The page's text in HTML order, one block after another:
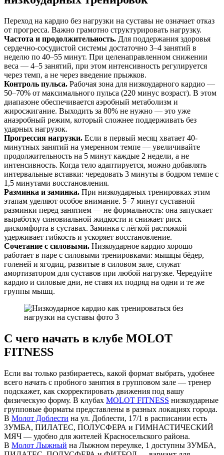
Переход на кардио без нагрузки на суставы не означает отказ
от прогресса. Важно грамотно структурировать нагрузку.
Частота и продолжительность. Для поддержания здоровья
сердечно-сосудистой системы достаточно 3–4 занятий в
неделю по 40–55 минут. При целенаправленном снижении
веса — 4–5 занятий, при этом интенсивность регулируется
через темп, а не через введение прыжков.
Контроль пульса. Рабочая зона для низкоударного кардио —
50–70% от максимального пульса (220 минус возраст). В этом
диапазоне обеспечивается аэробный метаболизм и
жиросжигание. Выходить за 80% не нужно — это уже
анаэробный режим, который сложнее поддерживать без
ударных нагрузок.
Прогрессия нагрузки. Если в первый месяц хватает 40-
минутных занятий на умеренном темпе — увеличивайте
продолжительность на 5 минут каждые 2 недели, а не
интенсивность. Когда тело адаптируется, можно добавлять
интервальные вставки: чередовать 3 минуты в бодром темпе с
1,5 минутами восстановления.
Разминка и заминка. При низкоударных тренировках этим
этапам уделяют особое внимание. 5–7 минут суставной
разминки перед занятием — не формальность: она запускает
выработку синовиальной жидкости и снижает риск
дискомфорта в суставах. Заминка с лёгкой растяжкой
удерживает гибкость и ускоряет восстановление.
Сочетание с силовыми. Низкоударное кардио хорошо
работает в паре с силовыми тренировками: мышцы бёдер,
голеней и ягодиц, развитые в силовом зале, служат
амортизатором для суставов при любой нагрузке. Чередуйте
кардио и силовые дни, не ставя их подряд на одни и те же
группы мышц.
С чего начать в клубе MOLOT
FITNESS
Если вы только разбираетесь, какой формат выбрать, удобнее
всего начать с пробного занятия в групповом зале — тренер
подскажет, как скорректировать движения под вашу
физическую форму. В клубах MOLOT FITNESS низкоударные
групповые форматы представлены в разных локациях города.
В Молот Доблести на ул. Доблести, 17/1 в расписании есть
ЗУМБА, ПИЛАТЕС, ПОЛУСФЕРА и ГИМНАСТИЧЕСКИЙ
МЯЧ — удобно для жителей Красносельского района.
В Молот Лыжный на Лыжном переулке, 1 доступны ЗУМБА,